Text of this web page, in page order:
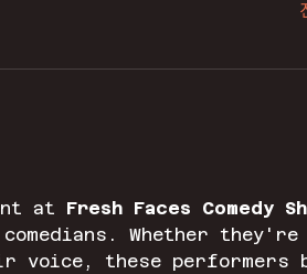
at Fresh Faces Comedy
Whether
these performers